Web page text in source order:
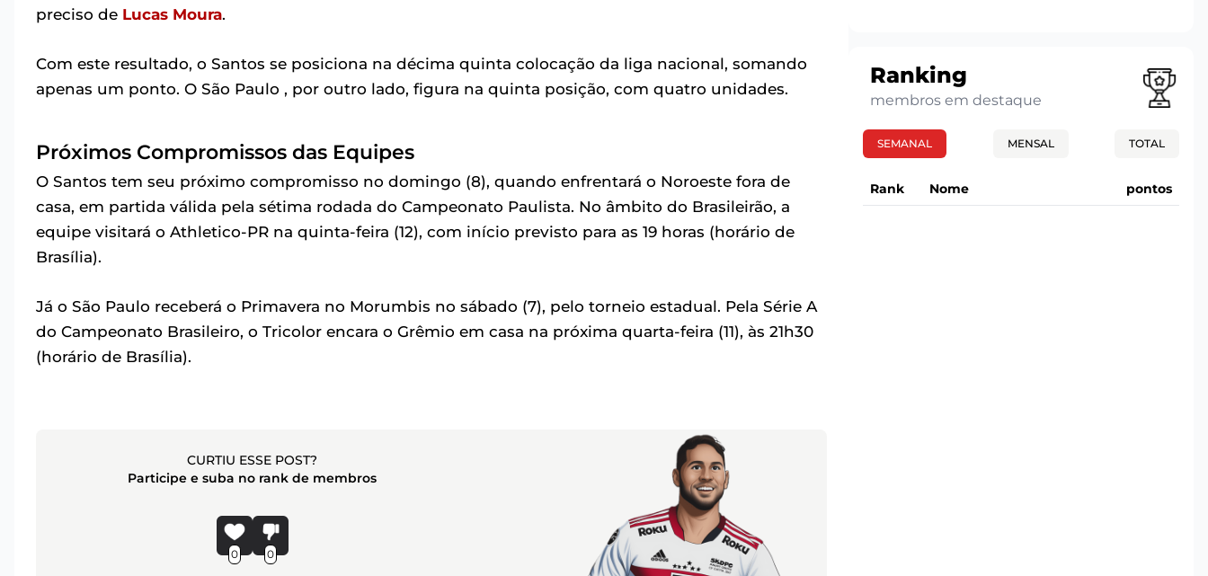
preciso de Lucas Moura.
Com este resultado, o Santos se posiciona na décima quinta colocação da liga nacional, somando
apenas um ponto. O São Paulo , por outro lado, figura na quinta posição, com quatro unidades.
Próximos Compromissos das Equipes
O Santos tem seu próximo compromisso no domingo (8), quando enfrentará o Noroeste fora de
casa, em partida válida pela sétima rodada do Campeonato Paulista. No âmbito do Brasileirão, a
equipe visitará o Athletico-PR na quinta-feira (12), com início previsto para as 19 horas (horário de
Brasília).
Já o São Paulo receberá o Primavera no Morumbis no sábado (7), pelo torneio estadual. Pela Série A
do Campeonato Brasileiro, o Tricolor encara o Grêmio em casa na próxima quarta-feira (11), às 21h30
(horário de Brasília).
CURTIU ESSE POST?
Participe e suba no rank de membros
0 0
Ranking
membros em destaque
SEMANAL MENSAL TOTAL
Rank Nome pontos